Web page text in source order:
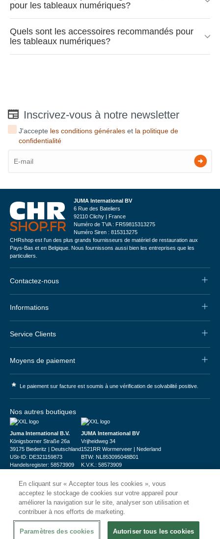
pour les tableaux numériques?
Quels sont les accessoires recommandés pour
les tableaux numériques?
Inscrivez-vous à notre newsletter
J'accepte les conditions générales et la politique de
confidentialité
JUMA International BV
6 Rue des Bateliers
92110 Clichy | France
Numéro de TVA : FR59815313275
Numéro Siren : 815313275
CHRshop est l'un des plus grands fournisseurs de matériel de restauration aux
Pays-Bas et en Belgique. Nous fournissons aussi bien les entreprises que les
particuliers.
Contactez-nous
Informations
Service Clients
Moyens de paiement
* Le paiement sur facture est soumis à une vérification de solvabilité positive.
Nos autres boutiques
Juma International B.V.
Königsborner Straße 26a
39175 Biederitz | Deutschland
USt-ID: DE321159873
Handelsregister: 58573909
JUMA International BV
Vrijheidweg 34
1521RR Wormerveer | Nederland
BTW: NL853095048B01
K.V.K.: 58573909
© 2026CHRshop
En cliquant sur « Accepter tous les cookies », vous
acceptez le stockage de cookies sur votre appareil pour
améliorer la navigation sur le site, analyser son utilisation et
contribuer à nos efforts de marketing.
Paramètres des cookies Autoriser tous les cookies